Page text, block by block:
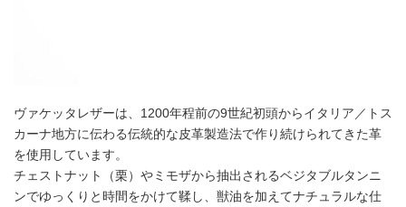
ヴァケッタレザーは、1200年程前の9世紀初頭からイタリア／トス
カーナ地方に伝わる伝統的な皮革製造法で作り続けられてきた革
を使用しています。
チェストナット（栗）やミモザから抽出されるベジタブルタンニ
ンでゆっくりと時間をかけて鞣し、獣油を加えてナチュラルな仕